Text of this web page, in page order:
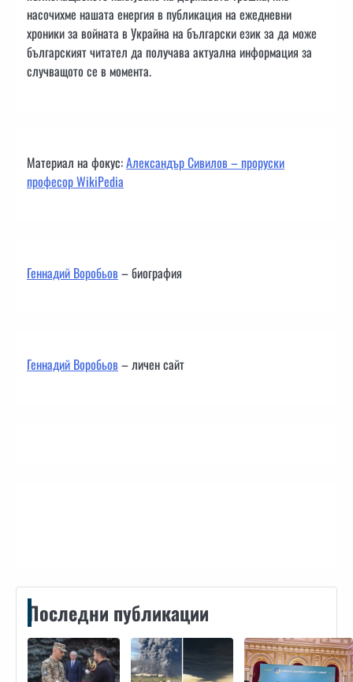
насочихме нашата енергия в публикация на ежедневни
хроники за войната в Украйна на български език за да може
българският читател да получава актуална информация за
случващото се в момента.
Материал на фокус:Александър Сивилов – проруски
професор WikiPedia
Геннадий Воробьов– биография
Геннадий Воробьов– личен сайт
Последни публикации